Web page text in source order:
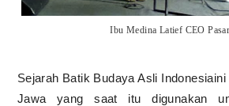
Ibu Medina Latief CEO
Sejarah Batik Budaya Asli
Jawa yang saat itu digunakan